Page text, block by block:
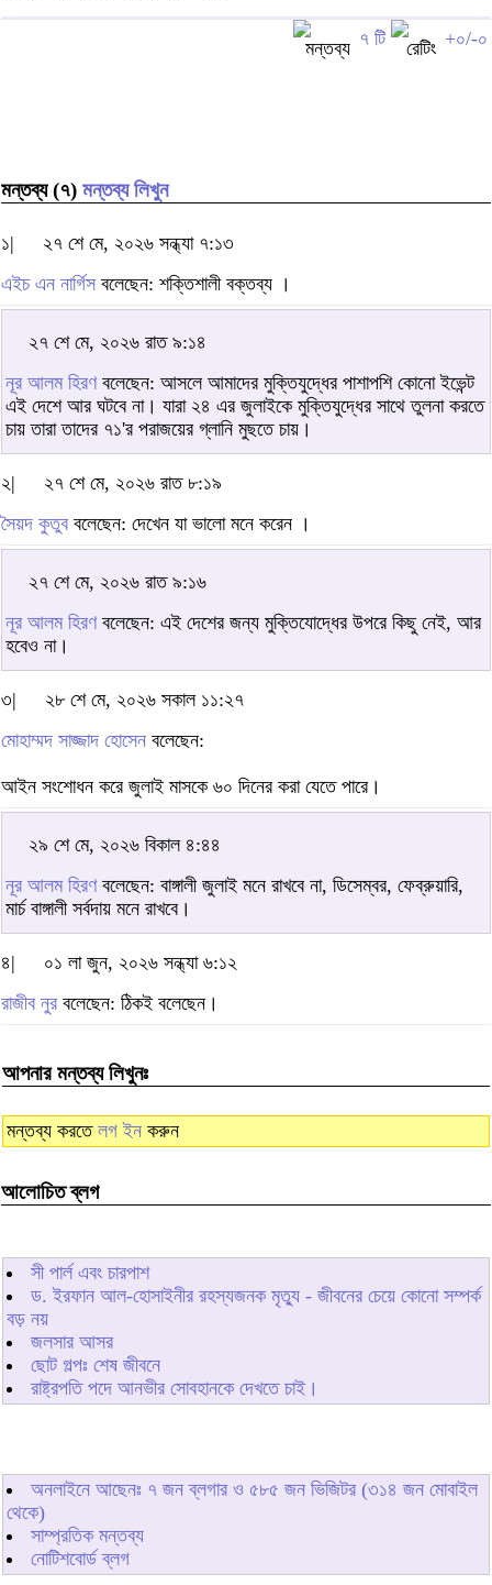
৭ টি +০/-০
মন্তব্য (৭) মন্তব্য লিখুন
১|
২৭ শে মে, ২০২৬ সন্ধ্যা ৭:১৩
এইচ এন নার্গিস বলেছেন: শক্তিশালী বক্তব্য ।
২৭ শে মে, ২০২৬ রাত ৯:১৪
নূর আলম হিরণবলেছেন: আসলে আমাদের মুক্তিযুদ্ধের পাশাপশি কোনো ইভেন্ট
এই দেশে আর ঘটবে না। যারা ২৪ এর জুলাইকে মুক্তিযুদ্ধের সাথে তুলনা করতে
চায় তারা তাদের ৭১'র পরাজয়ের গ্লানি মুছতে চায়।
২|
২৭ শে মে, ২০২৬ রাত ৮:১৯
সৈয়দ কুতুব বলেছেন: দেখেন যা ভালো মনে করেন ।
২৭ শে মে, ২০২৬ রাত ৯:১৬
নূর আলম হিরণবলেছেন: এই দেশের জন্য মুক্তিযোদ্ধের উপরে কিছু নেই, আর
হবেও না।
৩|
২৮ শে মে, ২০২৬ সকাল ১১:২৭
মোহাম্মদ সাজ্জাদ হোসেন বলেছেন:
আইন সংশোধন করে জুলাই মাসকে ৬০ দিনের করা যেতে পারে।
২৯ শে মে, ২০২৬ বিকাল ৪:৪৪
নূর আলম হিরণবলেছেন: বাঙ্গালী জুলাই মনে রাখবে না, ডিসেম্বর, ফেব্রুয়ারি,
মার্চ বাঙ্গালী সর্বদায় মনে রাখবে।
৪|
০১ লা জুন, ২০২৬ সন্ধ্যা ৬:১২
রাজীব নুর বলেছেন: ঠিকই বলেছেন।
আপনার মন্তব্য লিখুনঃ
মন্তব্য করতে লগ ইন করুন
আলোচিত ব্লগ
সী পার্ল এবং চারপাশ
ড. ইরফান আল-হোসাইনীর রহস্যজনক মৃত্যু - জীবনের চেয়ে কোনো সম্পর্ক
বড় নয়
জলসার আসর
ছোট গল্পঃ শেষ জীবনে
রাষ্ট্রপতি পদে আনভীর সোবহানকে দেখতে চাই।
অনলাইনে আছেনঃ ৭ জন ব্লগার ও ৫৮৫ জন ভিজিটর (৩১৪ জন মোবাইল
থেকে)
সাম্প্রতিক মন্তব্য
নোটিশবোর্ড ব্লগ